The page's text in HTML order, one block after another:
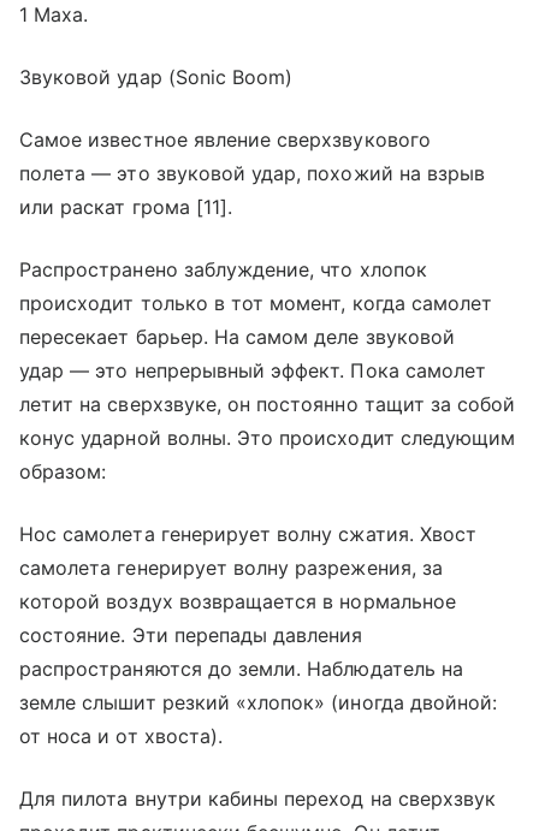
1 Маха.
Звуковой удар (Sonic Boom)
Самое известное явление сверхзвукового
полета — это звуковой удар, похожий на взрыв
или раскат грома [11].
Распространено заблуждение, что хлопок
происходит только в тот момент, когда самолет
пересекает барьер. На самом деле звуковой
удар — это непрерывный эффект. Пока самолет
летит на сверхзвуке, он постоянно тащит за собой
конус ударной волны. Это происходит следующим
образом:
Нос самолета генерирует волну сжатия. Хвост
самолета генерирует волну разрежения, за
которой воздух возвращается в нормальное
состояние. Эти перепады давления
распространяются до земли. Наблюдатель на
земле слышит резкий «хлопок» (иногда двойной:
от носа и от хвоста).
Для пилота внутри кабины переход на сверхзвук